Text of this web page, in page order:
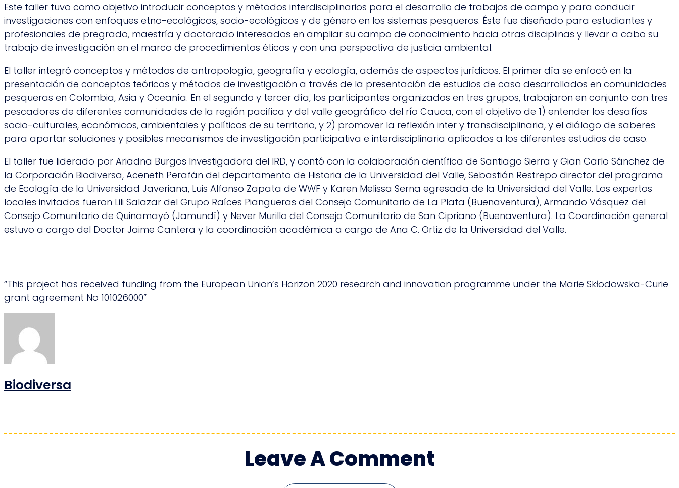
Este taller tuvo como objetivo introducir conceptos y métodos interdisciplinarios para el desarrollo de trabajos de campo y para conducir
investigaciones con enfoques etno-ecológicos, socio-ecológicos y de género en los sistemas pesqueros. Éste fue diseñado para estudiantes y
profesionales de pregrado, maestría y doctorado interesados en ampliar su campo de conocimiento hacia otras disciplinas y llevar a cabo su
trabajo de investigación en el marco de procedimientos éticos y con una perspectiva de justicia ambiental.
El taller integró conceptos y métodos de antropología, geografía y ecología, además de aspectos jurídicos. El primer día se enfocó en la
presentación de conceptos teóricos y métodos de investigación a través de la presentación de estudios de caso desarrollados en comunidades
pesqueras en Colombia, Asia y Oceanía. En el segundo y tercer día, los participantes organizados en tres grupos, trabajaron en conjunto con tres
pescadores de diferentes comunidades de la región pacifica y del valle geográfico del río Cauca, con el objetivo de 1) entender los desafíos
socio-culturales, económicos, ambientales y políticos de su territorio, y 2) promover la reflexión inter y transdisciplinaria, y el diálogo de saberes
para aportar soluciones y posibles mecanismos de investigación participativa e interdisciplinaria aplicados a los diferentes estudios de caso.
El taller fue liderado por Ariadna Burgos Investigadora del IRD, y contó con la colaboración científica de Santiago Sierra y Gian Carlo Sánchez de
la Corporación Biodiversa, Aceneth Perafán del departamento de Historia de la Universidad del Valle, Sebastián Restrepo director del programa
de Ecología de la Universidad Javeriana, Luis Alfonso Zapata de WWF y Karen Melissa Serna egresada de la Universidad del Valle. Los expertos
locales invitados fueron Lili Salazar del Grupo Raíces Piangüeras del Consejo Comunitario de La Plata (Buenaventura), Armando Vásquez del
Consejo Comunitario de Quinamayó (Jamundí) y Never Murillo del Consejo Comunitario de San Cipriano (Buenaventura). La Coordinación general
estuvo a cargo del Doctor Jaime Cantera y la coordinación académica a cargo de Ana C. Ortiz de la Universidad del Valle.
“This project has received funding from the European Union’s Horizon 2020 research and innovation programme under the Marie Skłodowska-Curie
grant agreement No 101026000”
Biodiversa
Leave A Comment